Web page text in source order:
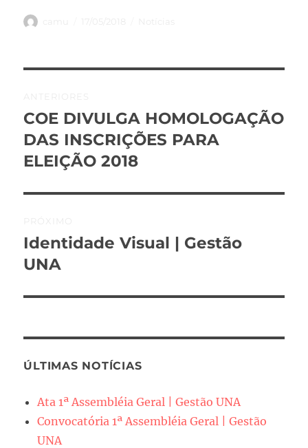
de
Post
Post
anterior:
COE DIVULGA HOMOLOGAÇÃO
DAS INSCRIÇÕES PARA
ELEIÇÃO 2018
Próximo
post:
Identidade Visual | Gestão
UNA
ÚLTIMAS NOTÍCIAS
Ata 1ª Assembléia Geral | Gestão UNA
Convocatória 1ª Assembléia Geral | Gestão
UNA